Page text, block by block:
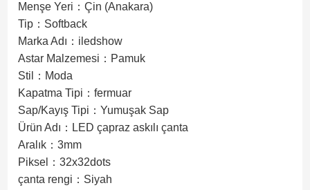
Menşe Yeri：Çin (Anakara)
Tip：Softback
Marka Adı：iledshow
Astar Malzemesi：Pamuk
Stil：Moda
Kapatma Tipi：fermuar
Sap/Kayış Tipi：Yumuşak Sap
Ürün Adı：LED çapraz askılı çanta
Aralık：3mm
Piksel：32x32dots
çanta rengi：Siyah